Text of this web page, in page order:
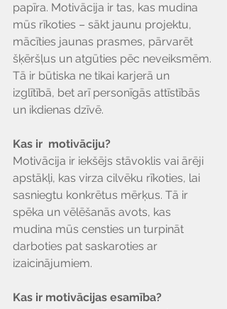
papīra. Motivācija ir tas, kas mudina
mūs rīkoties – sākt jaunu projektu,
mācīties jaunas prasmes, pārvarēt
šķēršļus un atgūties pēc neveiksmēm.
Tā ir būtiska ne tikai karjerā un
izglītībā, bet arī personīgās attīstībās
un ikdienas dzīvē.
Kas ir  motivāciju?
Motivācija ir iekšējs stāvoklis vai ārēji
apstākļi, kas virza cilvēku rīkoties, lai
sasniegtu konkrētus mērķus. Tā ir
spēka un vēlēšanās avots, kas
mudina mūs censties un turpināt
darboties pat saskaroties ar
izaicinājumiem.
Kas ir motivācijas esamība?